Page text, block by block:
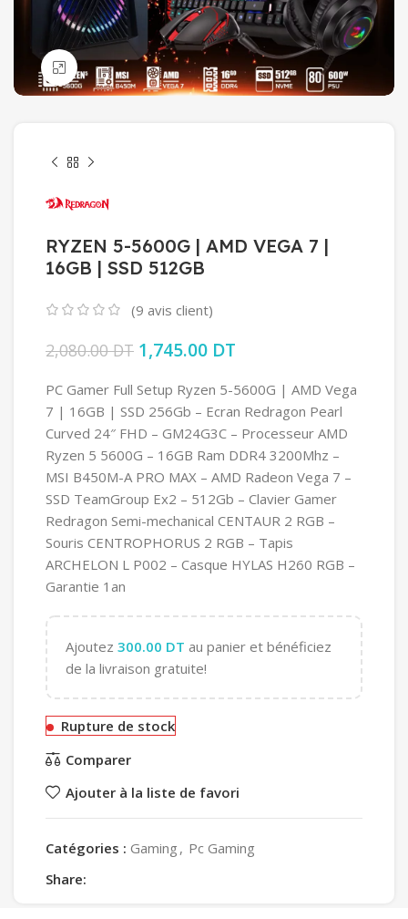
Click to enlarge
RYZEN 5-5600G | AMD VEGA 7 |
16GB | SSD 512GB
(9 avis client)
2,080.00DT Le prix initial était : 2,080.00 DT.
1,745.00 DT
PC Gamer Full Setup Ryzen 5-5600G | AMD Vega
7 | 16GB | SSD 256Gb – Ecran Redragon Pearl
Curved 24″ FHD – GM24G3C – Processeur AMD
Ryzen 5 5600G – 16GB Ram DDR4 3200Mhz –
MSI B450M-A PRO MAX – AMD Radeon Vega 7 –
SSD TeamGroup Ex2 – 512Gb – Clavier Gamer
Redragon Semi-mechanical CENTAUR 2 RGB –
Souris CENTROPHORUS 2 RGB – Tapis
ARCHELON L P002 – Casque HYLAS H260 RGB –
Garantie 1an
Ajoutez 300.00 DT au panier et bénéficiez
de la livraison gratuite!
Rupture de stock
Comparer
Ajouter à la liste de favori
Catégories : Gaming , Pc Gaming
Share: